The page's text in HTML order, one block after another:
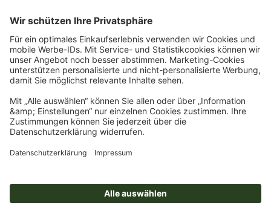
Warenkorb eintragen und auf ausgewählte Produkte sparen. Kein
Mindestbestellwert. Mehrfach einlösbar. Keine Barauszahlung. Nicht mit weiteren
Aktionen kombinierbar. Die Aktion gilt bis einschliesslich 31.08.2026.
3 Einfach den Gutscheincode STICKYNOTES26-20 im dafür vorgesehenen Feld im
Warenkorb eintragen und auf ausgewählte Produkte sparen. Kein
Aktionen kombinierbar. Die Aktion gilt bis einschliesslich 31.08.2026.
4Sie erhalten zunächst eine E-Mail, in der Sie die Anmeldung zum Newsletter durch
einen Klick bestätigen. Erst dann senden wir Ihnen den Rabattcode und künftig
Maximale Höhe des Rabatts: 150 CHF des Bestellwerts (netto). Einmalig einlösbar.